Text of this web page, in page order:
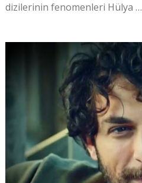
dizilerinin fenomenleri Hülya …